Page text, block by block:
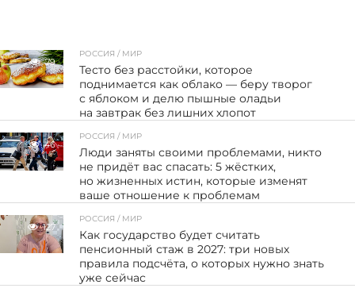
79
РОССИЯ / МИР
Тесто без расстойки, которое
поднимается как облако — беру творог
с яблоком и делю пышные оладьи
на завтрак без лишних хлопот
46
РОССИЯ / МИР
Люди заняты своими проблемами, никто
не придёт вас спасать: 5 жёстких,
но жизненных истин, которые изменят
ваше отношение к проблемам
127
РОССИЯ / МИР
Как государство будет считать
пенсионный стаж в 2027: три новых
правила подсчёта, о которых нужно знать
уже сейчас